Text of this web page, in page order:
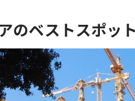
のベストスポット